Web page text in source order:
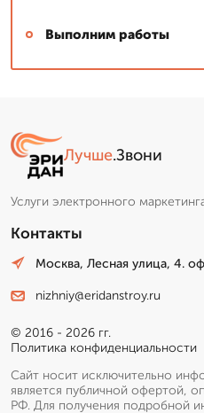
Выполним работы
Лучше.Звони
Услуги электронного
Контакты
Москва, Лесная улица, 4.
nizhniy@eridanstroy.ru
© 2016 - 2026 гг.
Политика конфиденциальности
Сайт носит исключительно
является публичной офертой,
РФ. Для получения подробной